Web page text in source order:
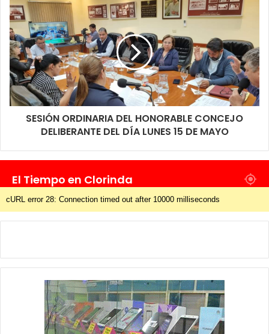
SESIÓN ORDINARIA DEL HONORABLE CONCEJO
DELIBERANTE DEL DÍA LUNES 15 DE MAYO
El Tiempo en Clorinda
cURL error 28: Connection timed out after 10000 milliseconds